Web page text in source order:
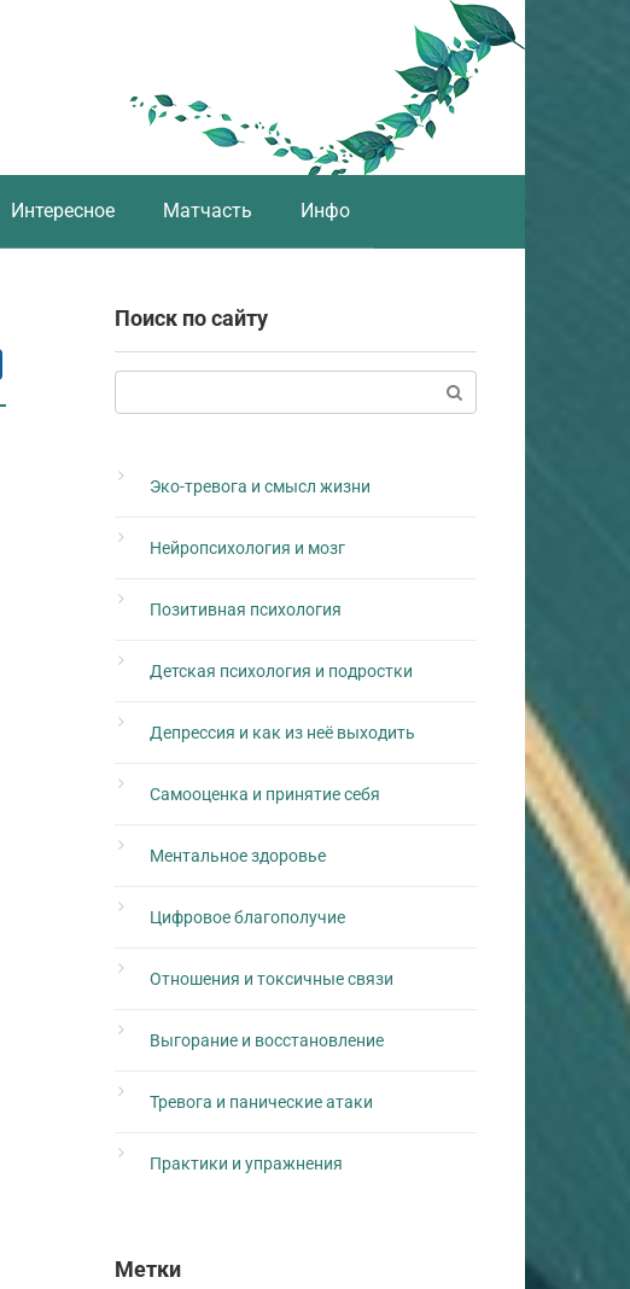
Интересное Матчасть Инфо
Поиск по сайту
Эко-тревога и смысл жизни
Нейропсихология и мозг
Позитивная психология
Детская психология и подростки
Депрессия и как из неё выходить
Самооценка и принятие себя
Ментальное здоровье
Цифровое благополучие
Отношения и токсичные связи
Выгорание и восстановление
Тревога и панические атаки
Практики и упражнения
Метки